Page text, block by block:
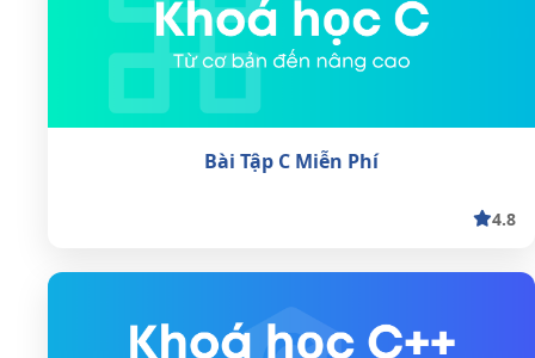
Bài Tập C Miễn Phí
4.8